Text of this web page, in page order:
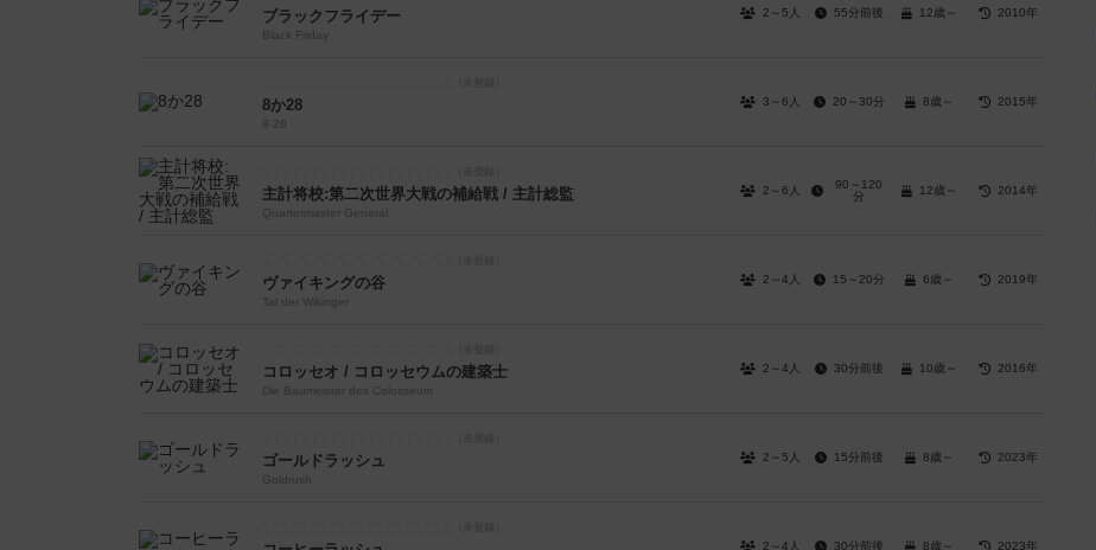
ブラックフライデー
Black Friday
2～5人 55分前後 12歳～ 2010年
8か28
8-28
3～6人 20～30分 8歳～ 2015年
主計将校:第二次世界大戦の補給戦 / 主計総監
Quartermaster General
2～6人
90～120
分
12歳～ 2014年
ヴァイキングの谷
Tal der Wikinger
2～4人 15～20分 6歳～ 2019年
コロッセオ / コロッセウムの建築士
Die Baumeister des Colosseum
2～4人 30分前後 10歳～ 2016年
ゴールドラッシュ
Goldrush
2～5人 15分前後 8歳～ 2023年
2～4人 30分前後 8歳～ 2023年